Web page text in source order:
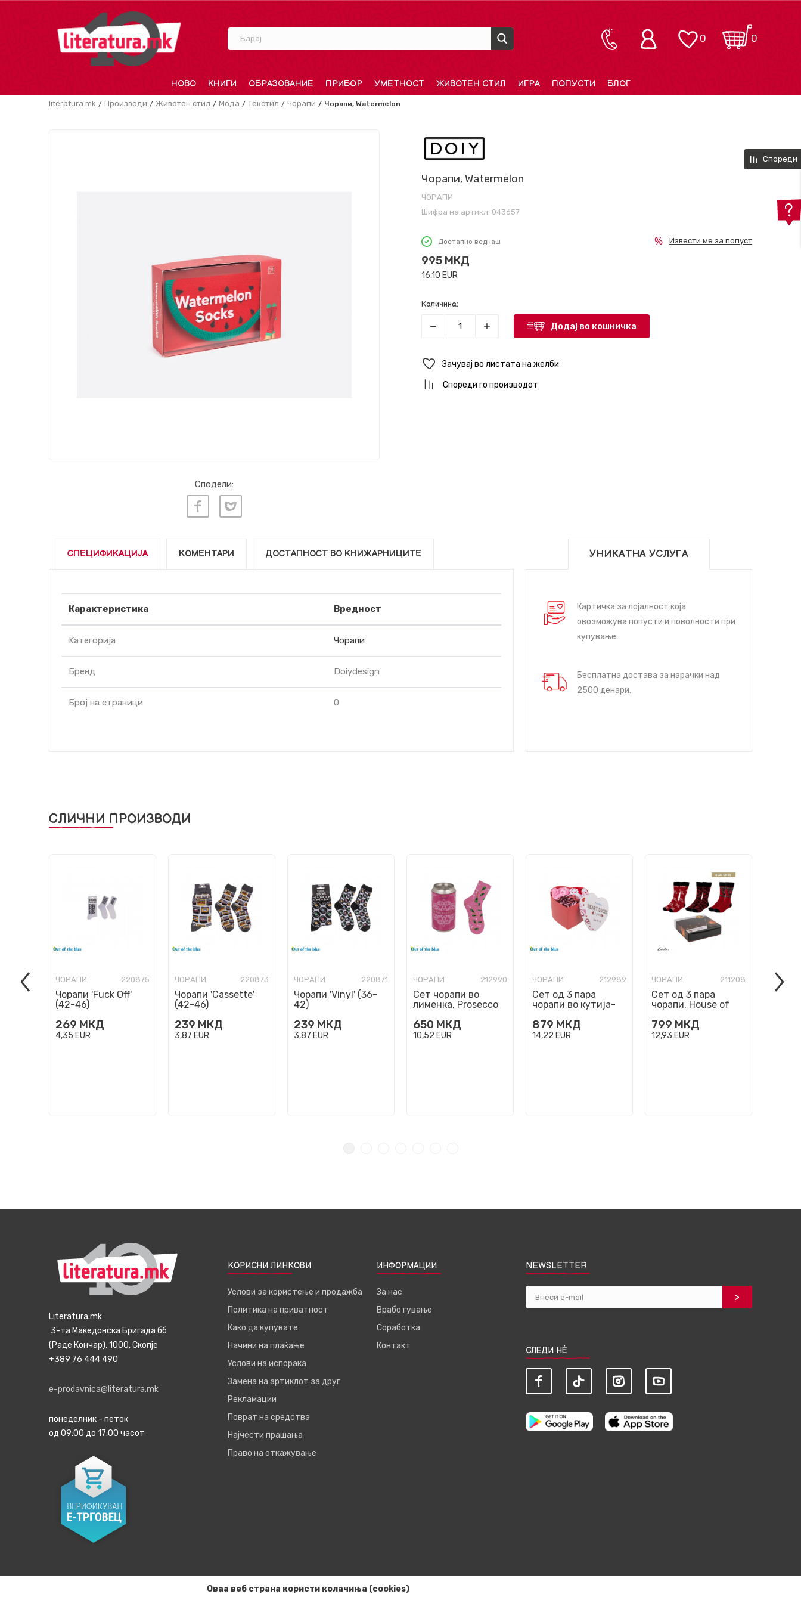
Барај 0
0
НОВО КНИГИ ОБРАЗОВАНИЕ ПРИБОР УМЕТНОСТ ЖИВОТЕН СТИЛ ИГРА ПОПУСТИ БЛОГ
literatura.mk Производи Животен стил Мода Текстил Чорапи Чорапи, Watermelon
Сподели:
Чорапи, Watermelon
ЧОРАПИ
Шифра на артикл: 043657
Достапно веднаш
995 МКД
16,10 EUR
Извести ме за попуст
Количина:
Додај во кошничка
Зачувај во листата на желби
Спореди го производот
СПЕЦИФИКАЦИЈА КОМЕНТАРИ ДОСТАПНОСТ ВО КНИЖАРНИЦИТЕ
Карактеристика Вредност
Kатегорија Чорапи
Бренд Doiydesign
Број на страници 0
УНИКАТНА УСЛУГА
Картичка за лојалност која
овозможува попусти и поволности при
купување.
Бесплатна достава за нарачки над
2500 денари.
СЛИЧНИ ПРОИЗВОДИ
ЧОРАПИ 220875
Чорапи 'Fuck Off'
(42-46)
269 МКД
4,35 EUR
ЧОРАПИ 220873
Чорапи 'Cassette'
(42-46)
239 МКД
3,87 EUR
ЧОРАПИ 220871
Чорапи 'Vinyl' (36-
42)
239 МКД
3,87 EUR
ЧОРАПИ 212990
Сет чорапи во
лименка, Prosecco
650 МКД
10,52 EUR
ЧОРАПИ 212989
Сет од 3 пара
чорапи во кутија-
879 МКД
14,22 EUR
ЧОРАПИ 211208
Сет од 3 пара
чорапи, House of
799 МКД
12,93 EUR
Сет
Спореди
Literatura.mk
3-та Македонска Бригада бб
(Раде Кончар), 1000, Скопје
+389 76 444 490
e-prodavnica@literatura.mk
понеделник - петок
од 09:00 до 17:00 часот
КОРИСНИ ЛИНКОВИ
Услови за користење и продажба
Политика на приватност
Како да купувате
Начини на плаќање
Услови на испорака
Замена на артиклот за друг
Рекламации
Поврат на средства
Најчести прашања
Право на откажување
ИНФОРМАЦИИ
За нас
Вработување
Соработка
Контакт
NEWSLETTER
СЛЕДИ НЀ
Оваа веб страна користи колачиња (cookies)